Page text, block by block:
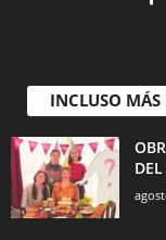
INCLUSO